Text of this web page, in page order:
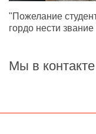
"Пожелание
гордо нести
Мы в контакте